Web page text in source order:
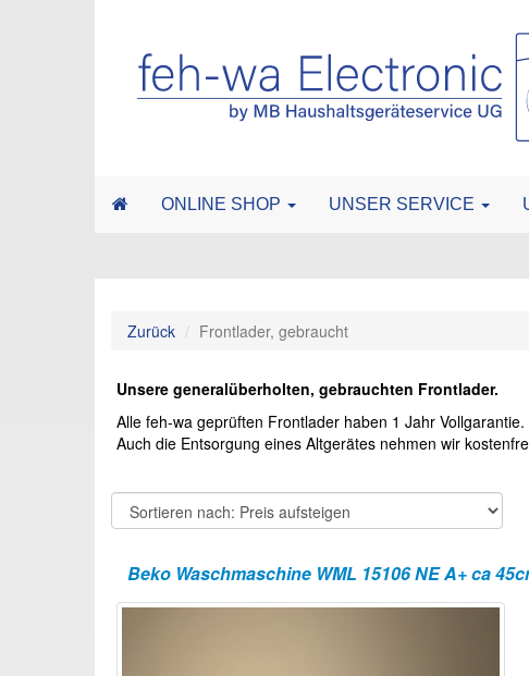
ONLINE SHOP UNSER SERVICE
Zurück Frontlader, gebraucht
Unsere generalüberholten, gebrauchten Frontlader.
Alle feh-wa geprüften Frontlader haben 1 Jahr
Auch die Entsorgung eines Altgerätes nehmen wir
Beko Waschmaschine WML 15106 NE A+ ca